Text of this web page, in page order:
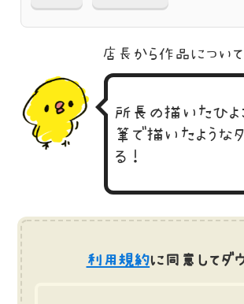
店長から作品に つい
所長の描いたひよ
筆で描いたような
る！
利用規約に同意してダ